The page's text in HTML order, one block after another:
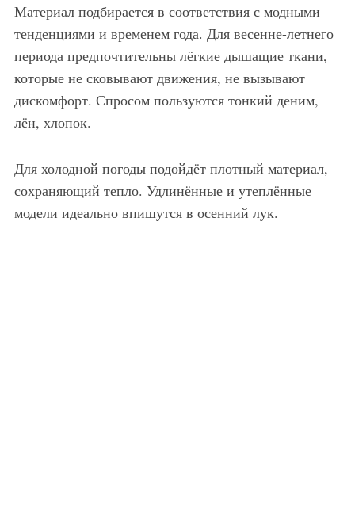
Материал подбирается в соответствия с модными
тенденциями и временем года. Для весенне-летнего
периода предпочтительны лёгкие дышащие ткани,
которые не сковывают движения, не вызывают
дискомфорт. Спросом пользуются тонкий деним,
лён, хлопок.
Для холодной погоды подойдёт плотный материал,
сохраняющий тепло. Удлинённые и утеплённые
модели идеально впишутся в осенний лук.